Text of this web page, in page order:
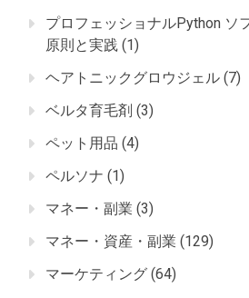
プロフェッショナルPython ソ
原則と実践 (1)
ヘアトニックグロウジェル (7)
ベルタ育毛剤 (3)
ペット用品 (4)
ペルソナ (1)
マネー・副業 (3)
マネー・資産・副業 (129)
マーケティング (64)